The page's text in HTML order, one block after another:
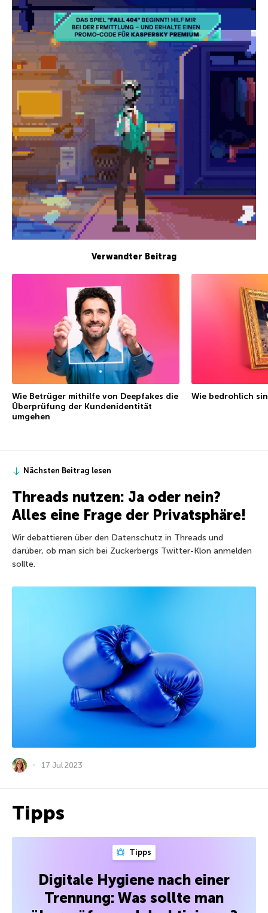
Verwandter Beitrag
Wie Betrüger mithilfe von Deepfakes die
Überprüfung der Kundenidentität
umgehen
Wie bedrohlich
Nächsten Beitrag lesen
Threads nutzen: Ja oder nein?
Alles eine Frage der Privatsphäre!
Wir debattieren über den Datenschutz in Threads und
darüber, ob man sich bei Zuckerbergs Twitter-Klon anmelden
sollte.
17 Jul 2023
Tipps
Tipps
Digitale Hygiene nach einer
Trennung: Was sollte man